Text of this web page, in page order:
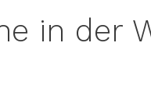
in der